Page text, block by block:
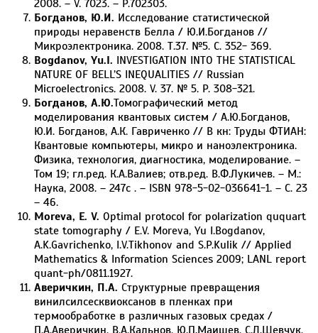
2008. – V. 7023. – P.702303.
Богданов, Ю.И. Исследование статистической
природы неравенств Белла / Ю.И.Богданов //
Микроэлектроника. 2008. Т.37. №5. С. 352- 369.
Bogdanov, Yu.I. INVESTIGATION INTO THE STATISTICAL
NATURE OF BELL’S INEQUALITIES // Russian
Microelectronics. 2008. V. 37. № 5. P. 308-321.
Богданов, А.Ю.Томографический метод
моделирования квантовых систем / А.Ю.Богданов,
Ю.И. Богданов, А.К. Гавриченко // В кн: Труды ФТИАН:
Квантовые компьютеры, микро и наноэлектроника.
Физика, технология, диагностика, моделирование. –
Том 19; гл.ред. К.А.Валиев; отв.ред. В.Ф.Лукичев. – М.:
Наука, 2008. – 247c . – ISBN 978-5-02-036641-1. – C. 23
– 46.
Moreva, E. V. Optimal protocol for polarization ququart
state tomography / E.V. Moreva, Yu I.Bogdanov,
A.K.Gavrichenko, I.V.Tikhonov and S.P.Kulik // Applied
Mathematics & Information Sciences 2009; LANL report
quant-ph/0811.1927.
Аверичкин, П.А. Структурные превращения
винилсилсесквиоксанов в пленках при
термообработке в различных газовых средах /
П.А.Аверичкин, В.А.Кальнов, Ю.П.Маишев, С.Л.Шевчук,